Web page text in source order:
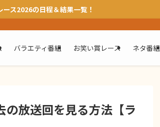
ース2026の日程＆結果一覧！
バラエティ番組 お笑い賞レース ネタ番組
の放送回を見る方法【ラ